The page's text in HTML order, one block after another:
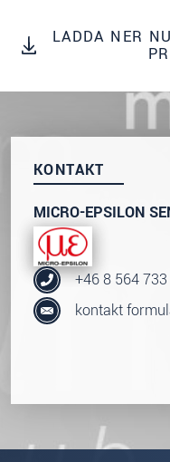
LADDA NER
KONTAKT
MICRO-EPSILON
+46 8 564
kontakt
Vi behandlar dina
integritetspolicy.
SKICKA